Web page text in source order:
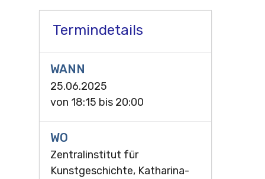
Termindetails
WANN
25.06.2025
von 18:15 bis 20:00
WO
Zentralinstitut für
Kunstgeschichte, Katharina-